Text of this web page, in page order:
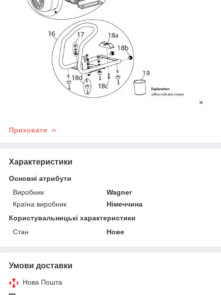
Приховати
Характеристики
Основні атрибути
Виробник
Wagner
Країна виробник
Німеччина
Користувальницькі характеристики
Стан
Нове
Умови доставки
Нова Пошта